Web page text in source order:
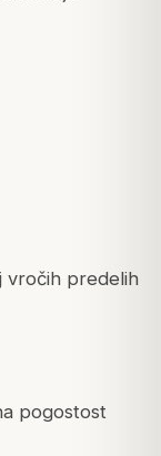
vročih predelih
pogostost